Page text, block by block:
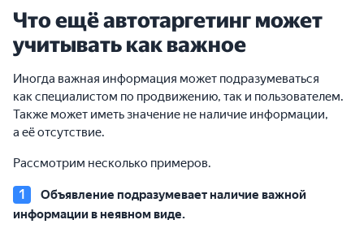
Что ещё автотаргетинг может
учитывать как важное
Иногда важная информация может подразумеваться
как специалистом по продвижению, так и пользователем.
Также может иметь значение не наличие информации,
а её отсутствие.
Рассмотрим несколько примеров.
Объявление подразумевает наличие важной
информации в неявном виде.